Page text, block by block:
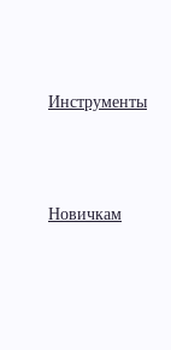
Инструменты
Новичкам